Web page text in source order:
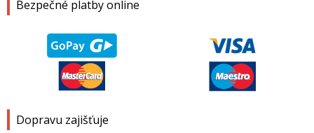
Bezpečné platby online
Dopravu zajišťuje